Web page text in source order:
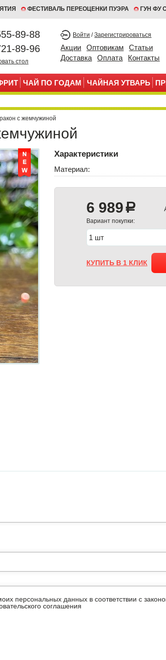
ФЕСТИВАЛЬ ПЕРЕОЦЕНКИ ПУЭРА ГУН ФУ
89-88
89-96
стол
Войти /Зарегистрироваться
Акции Оптовикам
Статьи
Доставка
Оплата Контакты
ЧАЙ ПО ГОДАМ ЧАЙНАЯ УТВАРЬ
с жемчужиной
Характеристики
Материал:
6 989 a
Вариант покупки:
КУПИТЬ В 1 КЛИК
персональных данных в соответствии с
соглашения